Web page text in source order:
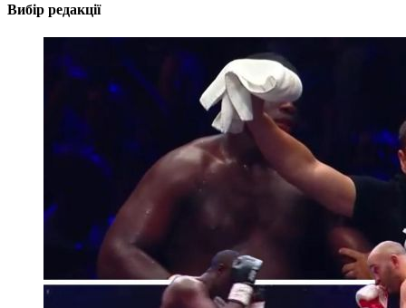
Вибір редакції